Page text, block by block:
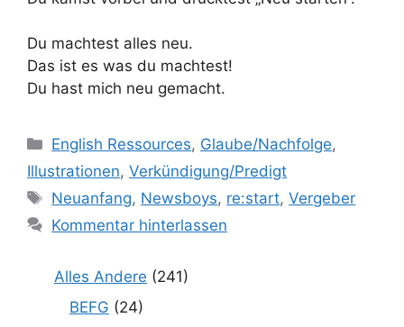
Du machtest alles neu.
Das ist es was du machtest!
Du hast mich neu gemacht.
Kategorien
English Ressources, Glaube/Nachfolge,
Illustrationen, Verkündigung/Predigt
Schlagwörter
Neuanfang, Newsboys, re:start,Vergeber
Kommentar hinterlassen
Alles Andere (241)
BEFG (24)